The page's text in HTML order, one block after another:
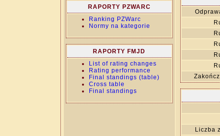
RAPORTY PZWARC
Ranking PZWarc
Normy na kategorie
RAPORTY FMJD
List of rating changes
Rating performance
Final standings (table)
Cross table
Final standings
Liczba